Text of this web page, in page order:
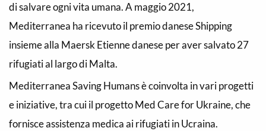
di salvare ogni vita umana. A maggio 2021,
Mediterranea ha ricevuto il premio danese Shipping
insieme alla Maersk Etienne danese per aver salvato 27
rifugiati al largo di Malta.
Mediterranea Saving Humans è coinvolta in vari progetti
e iniziative, tra cui il progetto Med Care for Ukraine, che
fornisce assistenza medica ai rifugiati in Ucraina.